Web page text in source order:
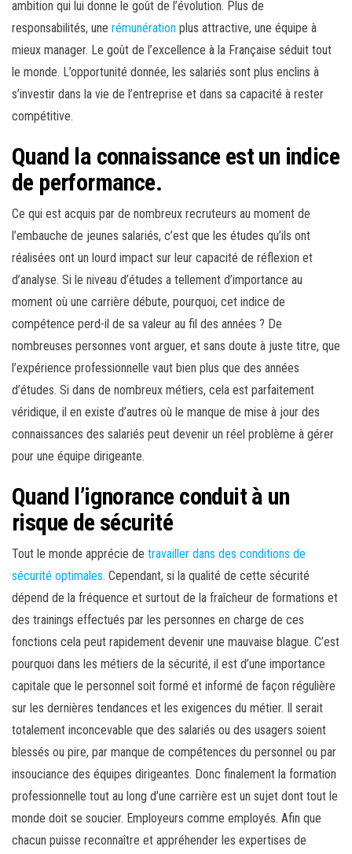
ambition qui lui donne le goût de l’évolution. Plus de
responsabilités, une rémunération plus attractive, une équipe à
mieux manager. Le goût de l’excellence à la Française séduit tout
le monde. L’opportunité donnée, les salariés sont plus enclins à
s’investir dans la vie de l’entreprise et dans sa capacité à rester
compétitive.
Quand la connaissance est un indice
de performance.
Ce qui est acquis par de nombreux recruteurs au moment de
l’embauche de jeunes salariés, c’est que les études qu’ils ont
réalisées ont un lourd impact sur leur capacité de réflexion et
d’analyse. Si le niveau d’études a tellement d’importance au
moment où une carrière débute, pourquoi, cet indice de
compétence perd-il de sa valeur au fil des années ? De
nombreuses personnes vont arguer, et sans doute à juste titre, que
l’expérience professionnelle vaut bien plus que des années
d’études. Si dans de nombreux métiers, cela est parfaitement
véridique, il en existe d’autres où le manque de mise à jour des
connaissances des salariés peut devenir un réel problème à gérer
pour une équipe dirigeante.
Quand l’ignorance conduit à un
risque de sécurité
Tout le monde apprécie de travailler dans des conditions de
sécurité optimales. Cependant, si la qualité de cette sécurité
dépend de la fréquence et surtout de la fraîcheur de formations et
des trainings effectués par les personnes en charge de ces
fonctions cela peut rapidement devenir une mauvaise blague. C’est
pourquoi dans les métiers de la sécurité, il est d’une importance
capitale que le personnel soit formé et informé de façon régulière
sur les dernières tendances et les exigences du métier. Il serait
totalement inconcevable que des salariés ou des usagers soient
blessés ou pire, par manque de compétences du personnel ou par
insouciance des équipes dirigeantes. Donc finalement la formation
professionnelle tout au long d’une carrière est un sujet dont tout le
monde doit se soucier. Employeurs comme employés. Afin que
chacun puisse reconnaître et appréhender les expertises de